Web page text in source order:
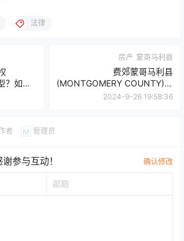
法律
？如何
房产 蒙哥马利县
费郊蒙哥马利县
(MONTGOMERY COUNTY)房
产税相关的20个常见问题
2024-9-26 19:58:36
者 M 管理员
参与互动！ 确认修改